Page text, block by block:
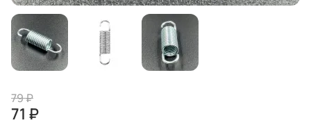
79 ₽
71 ₽